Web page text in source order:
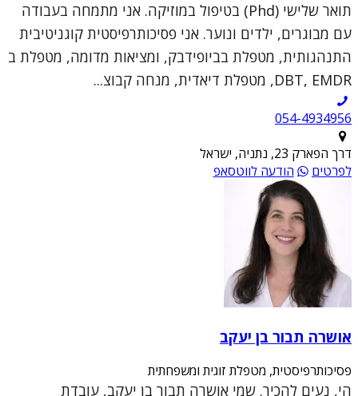
תואר שלישי (Phd) בטיפול במוזיקה. אני מתמחה בעבודה
עם מבוגרים, ילדים ונוער. אני פסיכותרפיסטית קוגניטיבית
התנהגותית, מטפלת בביופידבק, ומציאות מדומה, מטפלת ב
DBT, EMDR, מטפלת דיאדית, מנחה קבוצ...
054-4934956
דרך הפארק 23, נתניה, ישראל
לפרטים
הודעה לווטסאפ
אושרה תבור בן יעקב
פסיכותרפיסטית, מטפלת זוגית ומשפחתית
הי, נעים להכיר. שמי אושרה תבור בן יעקב, עובדת